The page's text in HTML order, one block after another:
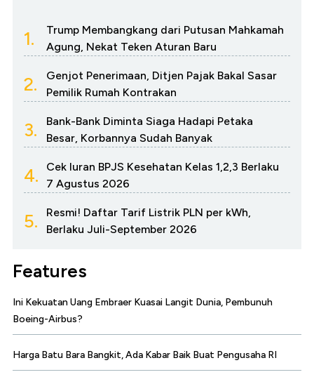
1.
Trump Membangkang dari Putusan Mahkamah
Agung, Nekat Teken Aturan Baru
2.
Genjot Penerimaan, Ditjen Pajak Bakal Sasar
Pemilik Rumah Kontrakan
3.
Bank-Bank Diminta Siaga Hadapi Petaka
Besar, Korbannya Sudah Banyak
4.
Cek Iuran BPJS Kesehatan Kelas 1,2,3 Berlaku
7 Agustus 2026
5.
Resmi! Daftar Tarif Listrik PLN per kWh,
Berlaku Juli-September 2026
Features
Ini Kekuatan Uang Embraer Kuasai Langit Dunia, Pembunuh
Boeing-Airbus?
Harga Batu Bara Bangkit, Ada Kabar Baik Buat Pengusaha RI